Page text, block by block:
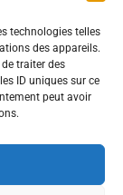
technologies telles
des appareils.
traiter des
ID uniques sur ce
peut avoir
»